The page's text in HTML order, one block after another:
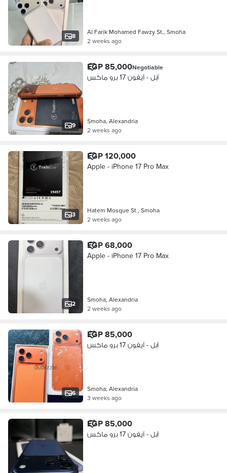
8
Al Farik Mohamed Fawzy St., Smoha
2 weeks ago
9
EGP 85,000Negotiable
آبل - آيفون 17 برو ماكس
Smoha, Alexandria
2 weeks ago
3
EGP 120,000
Apple - iPhone 17 Pro Max
Hatem Mosque St., Smoha
2 weeks ago
2
EGP 68,000
Apple - iPhone 17 Pro Max
Smoha, Alexandria
2 weeks ago
6
EGP 85,000
آبل - آيفون 17 برو ماكس
Smoha, Alexandria
3 weeks ago
EGP 85,000
آبل - آيفون 17 برو ماكس